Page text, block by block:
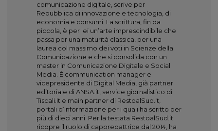
comunicazione digitale, scrive per
Repubblica di innovazione e tecnologia, di
economia e consumi. La scrittura, fin da
piccola, è per lei un’arte imprescindibile che
passa per una maturità classica, per una
laurea col massimo dei voti in Scienze della
Comunicazione e che si consolida con un
master in Comunicazione Digitale e Social
Media. È communication manager e
vicepresidente di Digital Media, già partner
editoriale di ANSA.it, service giornalistico di
Tiscali.it e main partner di RestoalSud.it,
portali d’informazione per i quali ha scritto per
più di dieci anni. Per la testata RestoalSud.it
ricopre il ruolo di caporedattrice dal 2014, ha